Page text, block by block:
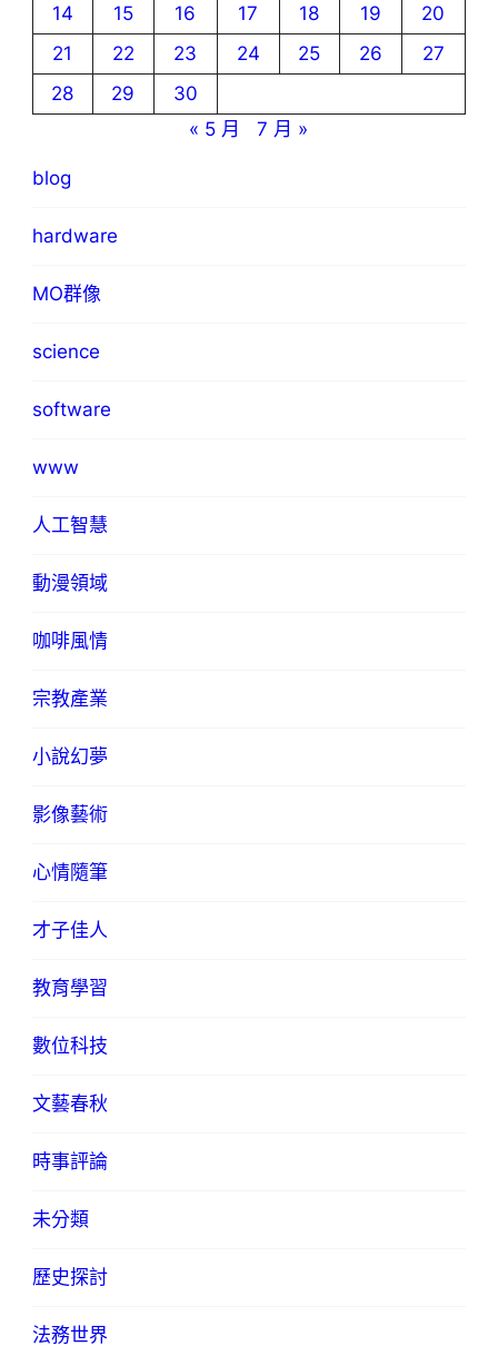
14 15 16 17 18 19
20
21
22 23 24 25 26
27
28
29
30
« 5 月
7 月 »
blog
hardware
MO群像
science
software
www
人工智慧
動漫領域
咖啡風情
宗教產業
小說幻夢
影像藝術
心情隨筆
才子佳人
教育學習
數位科技
文藝春秋
時事評論
未分類
歷史探討
法務世界